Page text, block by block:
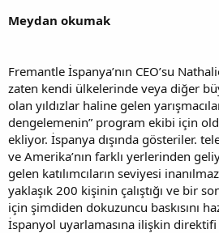
Meydan okumak
Fremantle İspanya’nın CEO’su
zaten kendi ülkelerinde veya diğer
olan yıldızlar haline gelen
dengelemenin” program ekibi için
ekliyor. İspanya dışında gösteriler.
ve Amerika’nın farklı yerlerinden
gelen katılımcıların seviyesi
yaklaşık 200 kişinin çalıştığı ve bir
için şimdiden dokuzuncu baskısını
İspanyol uyarlamasına ilişkin